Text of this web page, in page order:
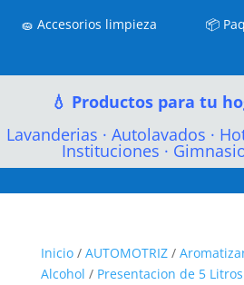
🧽Accesorios limpieza
📦
💧 Productos para tu
Lavanderias · Autolavados ·
Instituciones ·
Inicio/ AUTOMOTRIZ/
Alcohol / Presentacion de 5 Litros